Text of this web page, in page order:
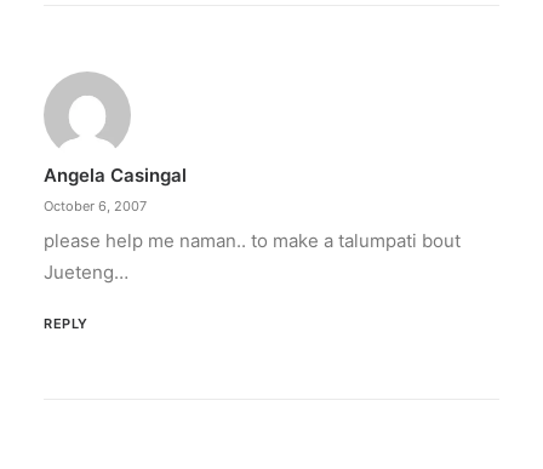
Win by upgrading hero’s skills with an ML
recharge.
Angela Casingal
October 6, 2007
please help me naman.. to make a talumpati bout
Jueteng…
REPLY